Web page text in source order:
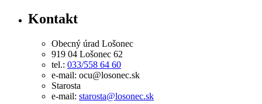
Kontakt
Obecný úrad Lošonec
919 04 Lošonec 62
tel.: 033/558 64 60
e-mail: ocu@losonec.sk
Starosta
e-mail: starosta@losonec.sk